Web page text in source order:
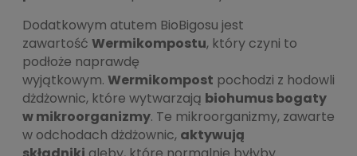
Dodatkowym atutem BioBigosu jest
zawartość Wermikompostu, który czyni to
podłoże naprawdę
wyjątkowym. Wermikompost pochodzi z hodowli
dżdżownic, które wytwarzają biohumus bogaty
w mikroorganizmy. Te mikroorganizmy, zawarte
w odchodach dżdżownic, aktywują